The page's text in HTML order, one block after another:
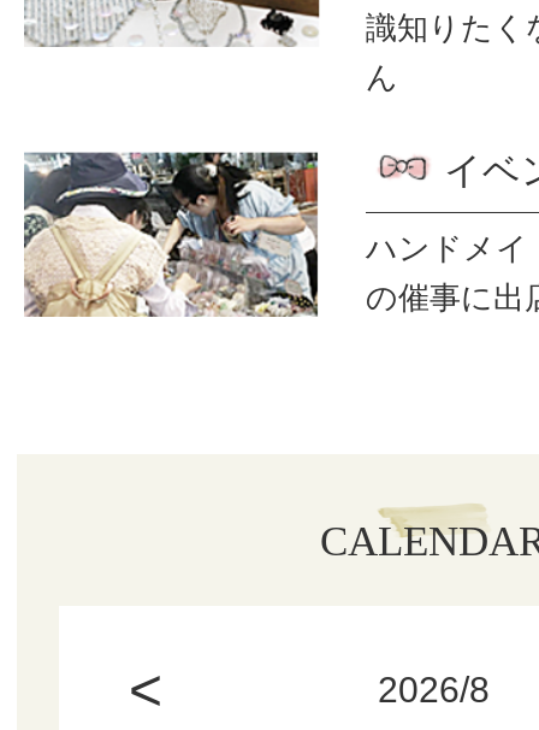
識知りたく
ん
イベ
ハンドメイ
の催事に出
< 2026/8